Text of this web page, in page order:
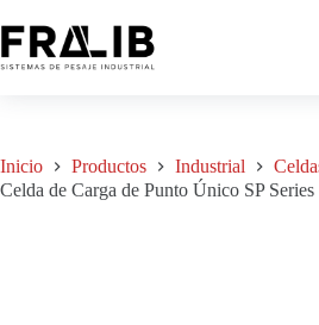
al
contenido
Celda de Carga de Punto Único SP Series
S/0.00 Agregar
Inicio Productos Industrial
Celda de Carga de Punto Único SP Series